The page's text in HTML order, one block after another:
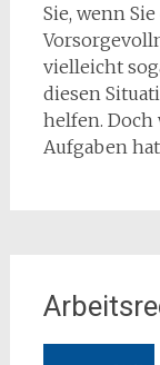
Sie, wenn
vielleicht
diesen
helfen. Doch
Aufgaben